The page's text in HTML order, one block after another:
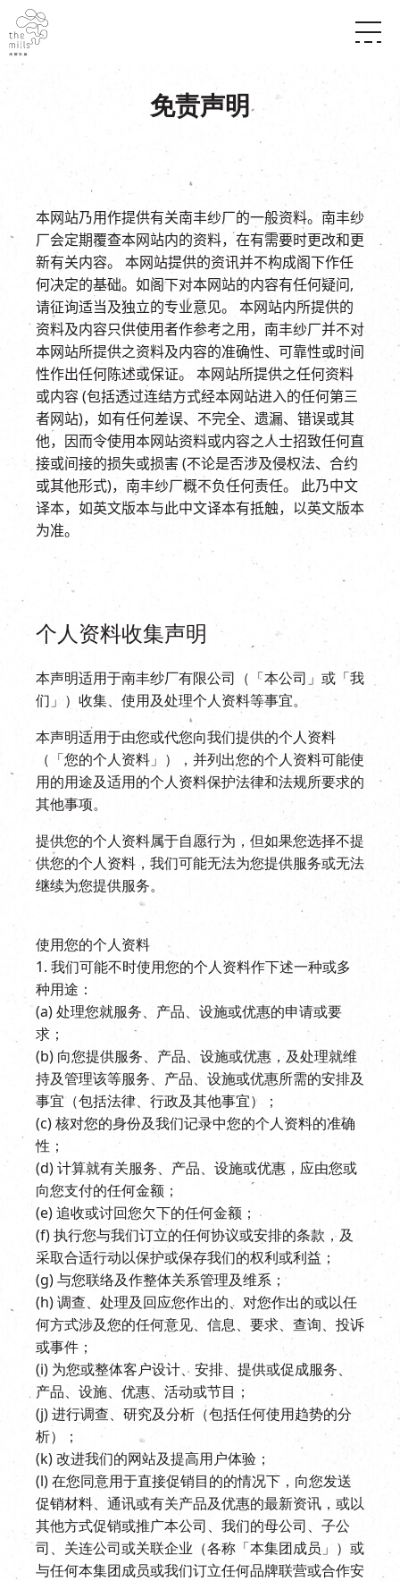
展覽
走进南丰纱厂
体验
活化与保育
走进南丰纱厂
CHAT六厂
南丰作坊
其他體驗
到访我们
开放时间及位置
穿梭巴士服务
停车场
NF TOUCH
EN|繁
免责声明
本网站乃用作提供有关南丰纱厂的一般资料。 南丰纱
厂会定期覆查本网站内的资料，在有需要时更改和更
新有关内容。
本网站提供的资讯并不构成阁下作任
何决定的基础。 如阁下对本网站的内容有任何疑问,
请征询适当及独立的专业意见。
本网站内所提供的
资料及内容只供使用者作参考之用，南丰纱厂并不对
本网站所提供之资料及内容的准确性、可靠性或时间
性作出任何陈述或保证。
本网站所提供之任何资料
或内容 (包括透过连结方式经本网站进入的任何第三
者网站)，如有任何差误、不完全、遗漏、错误或其
他，因而令使用本网站资料或内容之人士招致任何直
接或间接的损失或损害 (不论是否涉及侵权法、合约
或其他形式)，南丰纱厂概不负任何责任。
此乃中文
译本，如英文版本与此中文译本有抵触，以英文版本
为准。
个人资料收集声明
本声明适用于南丰纱厂有限公司（「本公司」或「我
们」）收集、使用及处理个人资料等事宜。
本声明适用于由您或代您向我们提供的个人资料
（「您的个人资料」），并列出您的个人资料可能使
用的用途及适用的个人资料保护法律和法规所要求的
其他事项。
提供您的个人资料属于自愿行为，但如果您选择不提
供您的个人资料，我们可能无法为您提供服务或无法
继续为您提供服务。
使用您的个人资料
1. 我们可能不时使用您的个人资料作下述一种或多
种用途：
(a) 处理您就服务、产品、设施或优惠的申请或要
求；
(b) 向您提供服务、产品、设施或优惠，及处理就维
持及管理该等服务、产品、设施或优惠所需的安排及
事宜（包括法律、行政及其他事宜）；
(c) 核对您的身份及我们记录中您的个人资料的准确
性；
(d) 计算就有关服务、产品、设施或优惠，应由您或
向您支付的任何金额；
(e) 追收或讨回您欠下的任何金额；
(f) 执行您与我们订立的任何协议或安排的条款，及
采取合适行动以保护或保存我们的权利或利益；
(g) 与您联络及作整体关系管理及维系；
(h)​​ 调查、处理及回应您作出的、对您作出的或以任
何方式涉及您的任何意见、信息、要求、查询、投诉
或事件；
(i) 为您或整体客户设计、安排、提供或促成服务、
产品、设施、优惠、活动或节目；
(j) 进行调查、研究及分析（包括任何使用趋势的分
析）；
(k) 改进我们的网站及提高用户体验；
(l) 在您同意用于直接促销目的的情况下，向您发送
促销材料、通讯或有关产品及优惠的最新资讯，或以
其他方式促销或推广本公司、我们的母公司、子公
司、关连公司或关联企业（各称「本集团成员」）或
与任何本集团成员或我们订立任何品牌联营或合作安